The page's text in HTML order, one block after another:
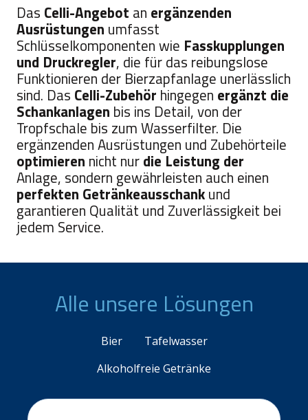
Das Celli-Angebot an ergänzenden
Ausrüstungen umfasst
Schlüsselkomponenten wie Fasskupplungen
und Druckregler, die für das reibungslose
Funktionieren der Bierzapfanlage unerlässlich
sind. Das Celli-Zubehör hingegen ergänzt die
Schankanlagen bis ins Detail, von der
Tropfschale bis zum Wasserfilter. Die
ergänzenden Ausrüstungen und Zubehörteile
optimieren nicht nurdie Leistung der
Anlage, sondern gewährleisten auch einen
perfekten Getränkeausschankund
garantieren Qualität und Zuverlässigkeit bei
jedem Service.
Alle unsere Lösungen
Bier
Tafelwasser
Alkoholfreie Getränke